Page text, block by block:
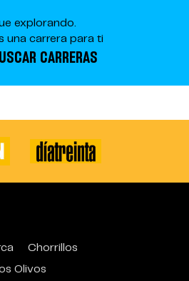
explorando.
una carrera para ti
CARRERAS
Chorrillos
Olivos